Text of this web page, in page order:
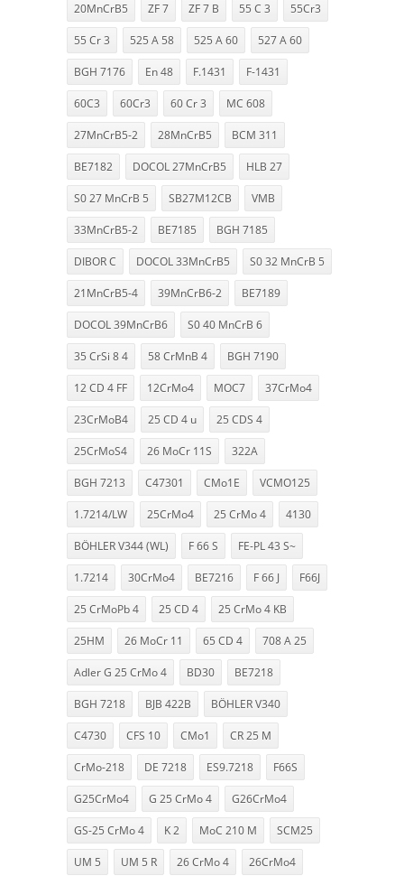
20MnCrB5 ZF 7 ZF 7 B 55 C 3 55Cr3
55 Cr 3 525 A 58 525 A 60 527 A 60
BGH 7176 En 48 F.1431 F-1431
60C3 60Cr3 60 Cr 3 MC 608
27MnCrB5-2 28MnCrB5 BCM 311
BE7182 DOCOL 27MnCrB5 HLB 27
S0 27 MnCrB 5 SB27M12CB VMB
33MnCrB5-2 BE7185 BGH 7185
DIBOR C DOCOL 33MnCrB5 S0 32 MnCrB 5
21MnCrB5-4 39MnCrB6-2 BE7189
DOCOL 39MnCrB6 S0 40 MnCrB 6
35 CrSi 8 4 58 CrMnB 4 BGH 7190
12 CD 4 FF 12CrMo4 MOC7 37CrMo4
23CrMoB4 25 CD 4 u 25 CDS 4
25CrMoS4 26 MoCr 11S 322A
BGH 7213 C47301 CMo1E VCMO125
1.7214/LW 25CrMo4 25 CrMo 4 4130
BÖHLER V344 (WL) F 66 S FE-PL 43 S~
1.7214 30CrMo4 BE7216 F 66 J F66J
25 CrMoPb 4 25 CD 4 25 CrMo 4 KB
25HM 26 MoCr 11 65 CD 4 708 A 25
Adler G 25 CrMo 4 BD30 BE7218
BGH 7218 BJB 422B BÖHLER V340
C4730 CFS 10 CMo1 CR 25 M
CrMo-218 DE 7218 ES9.7218 F66S
G25CrMo4 G 25 CrMo 4 G26CrMo4
GS-25 CrMo 4 K 2 MoC 210 M SCM25
UM 5 UM 5 R 26 CrMo 4 26CrMo4